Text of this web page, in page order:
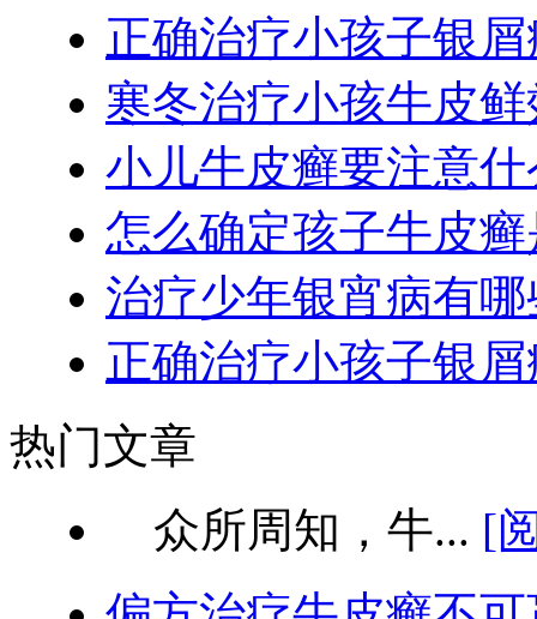
正确治疗小孩子银
寒冬治疗小孩牛皮
小儿牛皮癣要注意什
怎么确定孩子牛皮
治疗少年银宵病有
正确治疗小孩子银
热门文章
众所周知，牛... [